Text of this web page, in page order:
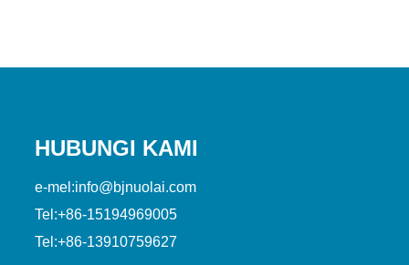
HUBUNGI KAMI
e-mel:info@bjnuolai.com
Tel:+86-15194969005
Tel:+86-13910759627